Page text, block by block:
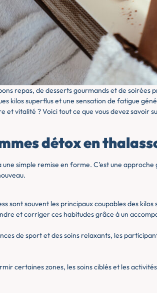
repas, de desserts gourmands et de
kilos superflus et une sensation de fatigue
vitalité ? Voici tout ce que vous devez savoir
détox en
simple remise en forme. C’est une
sont souvent les principaux coupables des
et corriger ces habitudes grâce à un
de sport et des soins relaxants, les
certaines zones, les soins ciblés et les